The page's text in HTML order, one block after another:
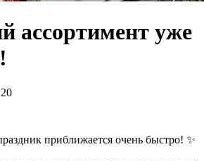
ассортимент уже
приближается очень быстро! ✨